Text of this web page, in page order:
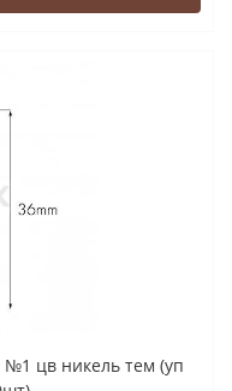
№1 цв никель тем (уп